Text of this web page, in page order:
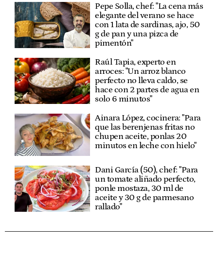
Pepe Solla, chef: "La cena más
elegante del verano se hace
con 1 lata de sardinas, ajo, 50
g de pan y una pizca de
pimentón"
Raúl Tapia, experto en
arroces: "Un arroz blanco
perfecto no lleva caldo, se
hace con 2 partes de agua en
solo 6 minutos"
Ainara López, cocinera: "Para
que las berenjenas fritas no
chupen aceite, ponlas 20
minutos en leche con hielo"
Dani García (50), chef: "Para
un tomate aliñado perfecto,
ponle mostaza, 30 ml de
aceite y 30 g de parmesano
rallado"